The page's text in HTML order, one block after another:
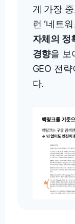
게 가장
런 ‘네트
자체의 정
경향을 보
GEO 전
다.